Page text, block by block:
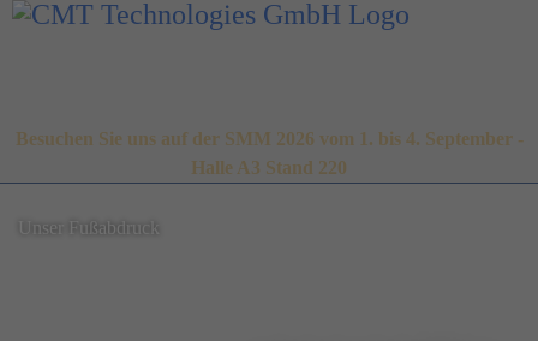
Besuchen Sie uns auf der SMM 2026 vom 1. bis 4. September -
Halle A3 Stand 220
Unser Fußabdruck